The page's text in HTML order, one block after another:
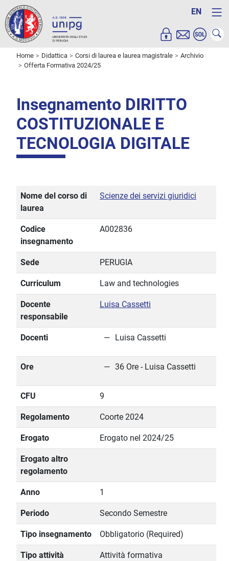
EN
Home Didattica Corsi di laurea e laurea magistrale
Archivio
Offerta Formativa 2024/25
Insegnamento DIRITTO
COSTITUZIONALE E
TECNOLOGIA DIGITALE
Nome del corso di
laurea
Scienze dei servizi giuridici
Codice
insegnamento
A002836
Sede PERUGIA
Curriculum Law and technologies
Docente
responsabile
Luisa Cassetti
Docenti Luisa Cassetti
Ore 36 Ore - Luisa Cassetti
CFU 9
Regolamento Coorte 2024
Erogato Erogato nel 2024/25
Erogato altro
regolamento
Anno 1
Periodo Secondo Semestre
Tipo insegnamento Obbligatorio (Required)
Tipo attività
Attività formativa